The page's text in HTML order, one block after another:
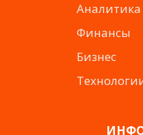
Аналитика
Финансы
Бизнес